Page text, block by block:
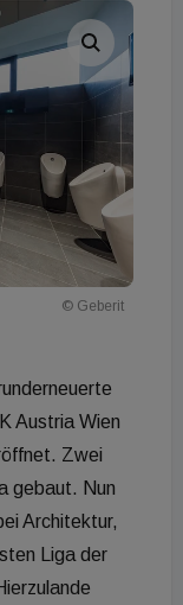
© Geberit
Austria Wien
Zwei
gebaut. Nun
Architektur,
Liga der